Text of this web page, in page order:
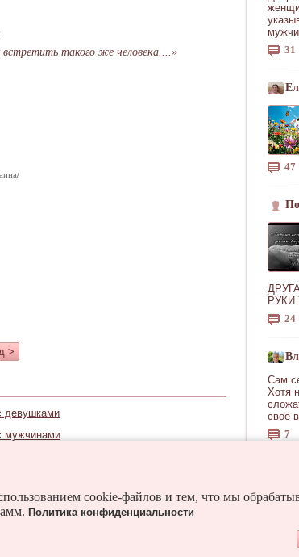
31
47
РУКИ
24
Сам
Хотя
своё
7
встретить такого же человека....»
/
>
девушками
мужчинами
Бровары
cookie-файлов и тем, что мы
Политика конфиденциальности